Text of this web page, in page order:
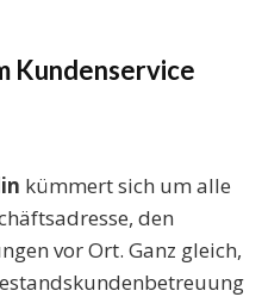
Kundenservice
kümmert sich um alle
den
vor Ort. Ganz gleich,